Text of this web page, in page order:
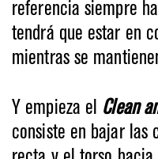
referencia siempre
tendrá que estar en
mientras se
Y empieza el Clean
consiste en bajar las